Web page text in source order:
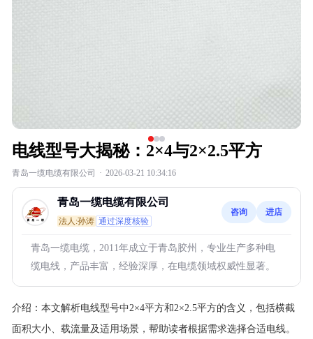
电线型号大揭秘：2×4与2×2.5平方
青岛一缆电缆有限公司 · 2026-03-21 10:34:16
青岛一缆电缆有限公司
法人:孙涛 通过深度核验
咨询 进店
青岛一缆电缆，2011年成立于青岛胶州，专业生产多种电
缆电线，产品丰富，经验深厚，在电缆领域权威性显著。
介绍： 本文解析电线型号中2×4平方和2×2.5平方的含义，包括横截
面积大小、载流量及适用场景，帮助读者根据需求选择合适电线。